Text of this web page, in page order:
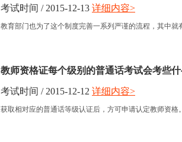
考试时间 / 2015-12-13
教育部门也为了这个制度完善一系列严谨的流程，其中就
详细内容>
教师资格证每个级别的普通话考试会考些什
考试时间 / 2015-12-12
获取相对应的普通话等级认证后，方可申请认定教师资格。
详细内容>